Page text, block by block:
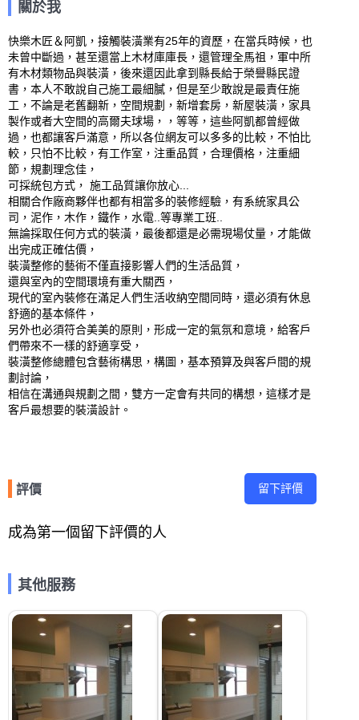
關於我
快樂木匠＆阿凱，接觸裝潢業有25年的資歷，在當兵時候，也
未曾中斷過，甚至還當上木材庫庫長，還管理全馬祖，軍中所
有木材類物品與裝潢，後來還因此拿到縣長給于榮譽縣民證
書，本人不敢說自己施工最細膩，但是至少敢說是最責任施
工，不論是老舊翻新，空間規劃，新增套房，新屋裝潢，家具
製作或者大空間的高爾夫球場，，等等，這些阿凱都曾經做
過，也都讓客戶滿意，所以各位網友可以多多的比較，不怕比
較，只怕不比較，有工作室，注重品質，合理價格，注重細
節，規劃理念佳，
可採統包方式， 施工品質讓你放心...
相關合作廠商夥伴也都有相當多的裝修經驗，有系統家具公
司，泥作，木作，鐵作，水電..等專業工班..
無論採取任何方式的裝潢，最後都還是必需現場仗量，才能做
出完成正確估價，
裝潢整修的藝術不僅直接影響人們的生活品質，
還與室內的空間環境有重大關西，
現代的室內裝修在滿足人們生活收納空間同時，還必須有休息
舒適的基本條件，
另外也必須符合美美的原則，形成一定的氣氛和意境，給客戶
們帶來不一樣的舒適享受，
裝潢整修總體包含藝術構思，構圖，基本預算及與客戶間的規
劃討論，
相信在溝通與規劃之間，雙方一定會有共同的構想，這樣才是
客戶最想要的裝潢設計。
評價 留下評價
成為第一個留下評價的人
其他服務